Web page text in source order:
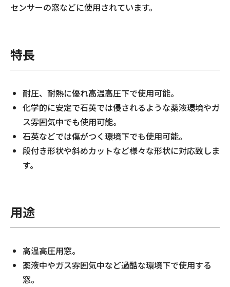
センサーの窓などに使用されています。
特長
耐圧、耐熱に優れ高温高圧下で使用可能。
化学的に安定で石英では侵されるような薬液環境やガ
ス雰囲気中でも使用可能。
石英などでは傷がつく環境下でも使用可能。
段付き形状や斜めカットなど様々な形状に対応致しま
す。
用途
高温高圧用窓。
薬液中やガス雰囲気中など過酷な環境下で使用する
窓。